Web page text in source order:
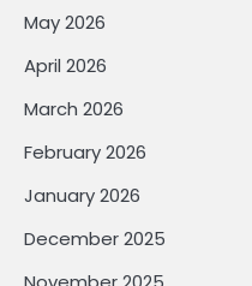
May 2026
April 2026
March 2026
February 2026
January 2026
December 2025